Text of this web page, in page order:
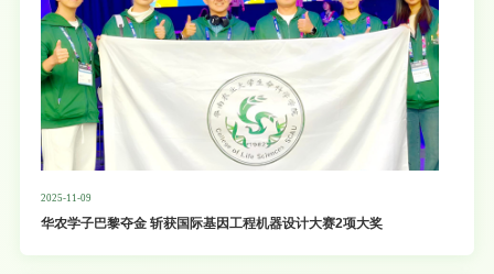
2025-11-09
华农学子巴黎夺金 斩获国际基因工程机器设计大赛2项大奖